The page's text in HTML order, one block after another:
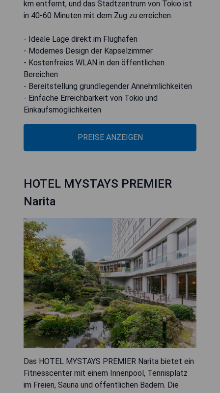
km entfernt, und das Stadtzentrum von Tokio ist
in 40-60 Minuten mit dem Zug zu erreichen.
- Ideale Lage direkt im Flughafen
- Modernes Design der Kapselzimmer
- Kostenfreies WLAN in den öffentlichen
Bereichen
- Bereitstellung grundlegender Annehmlichkeiten
- Einfache Erreichbarkeit von Tokio und
Einkaufsmöglichkeiten
PREISE ANZEIGEN
HOTEL MYSTAYS PREMIER
Narita
Das HOTEL MYSTAYS PREMIER Narita bietet ein
Fitnesscenter mit einem Innenpool, Tennisplatz
im Freien, Sauna und öffentlichen Bädern. Die